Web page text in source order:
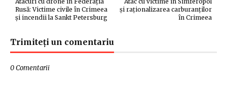
și raționalizarea carburanților
în Crimeea
Rusă: Victime civile în Crimeea
și incendii la Sankt Petersburg
Trimiteți un comentariu
0 Comentarii